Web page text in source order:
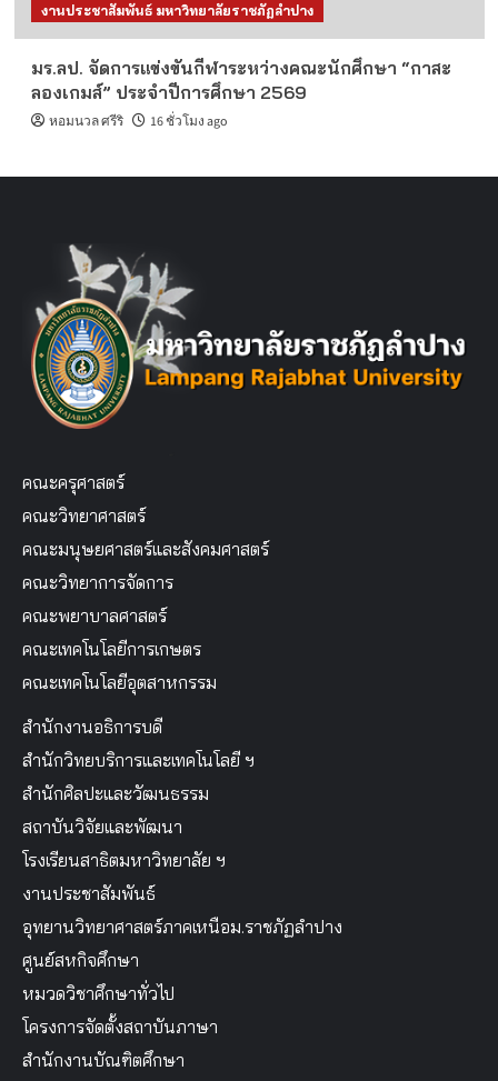
งานประชาสัมพันธ์ มหาวิทยาลัยราชภัฏลำปาง
มร.ลป. จัดการแข่งขันกีฬาระหว่างคณะนักศึกษา “กาสะ
ลองเกมส์” ประจำปีการศึกษา 2569
หอมนวล ศรีริ 16 ชั่วโมง ago
คณะครุศาสตร์
คณะวิทยาศาสตร์
คณะมนุษยศาสตร์และสังคมศาสตร์
คณะวิทยาการจัดการ
คณะพยาบาลศาสตร์
คณะเทคโนโลยีการเกษตร
คณะเทคโนโลยีอุตสาหกรรม
สำนักงานอธิการบดี
สำนักวิทยบริการและเทคโนโลยี ฯ
สำนักศิลปะและวัฒนธรรม
สถาบันวิจัยและพัฒนา
โรงเรียนสาธิตมหาวิทยาลัย ฯ
งานประชาสัมพันธ์
อุทยานวิทยาศาสตร์ภาคเหนือม.ราชภัฏลำปาง
ศูนย์สหกิจศึกษา
หมวดวิชาศึกษาทั่วไป
โครงการจัดตั้งสถาบันภาษา
สำนักงานบัณฑิตศึกษา